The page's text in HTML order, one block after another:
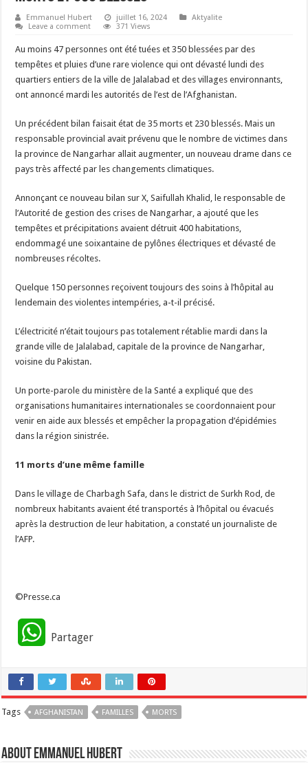
Emmanuel Hubert juillet 16, 2024
Aktyalite
Leave a comment
371 Views
Au moins 47 personnes ont été tuées et 350 blessées par des
tempêtes et pluies d’une rare violence qui ont dévasté lundi des
quartiers entiers de la ville de Jalalabad et des villages environnants,
ont annoncé mardi les autorités de l’est de l’Afghanistan.
Un précédent bilan faisait état de 35 morts et 230 blessés. Mais un
responsable provincial avait prévenu que le nombre de victimes dans
la province de Nangarhar allait augmenter, un nouveau drame dans ce
pays très affecté par les changements climatiques.
Annonçant ce nouveau bilan sur X, Saifullah Khalid, le responsable de
l’Autorité de gestion des crises de Nangarhar, a ajouté que les
tempêtes et précipitations avaient détruit 400 habitations,
endommagé une soixantaine de pylônes électriques et dévasté de
nombreuses récoltes.
Quelque 150 personnes reçoivent toujours des soins à l’hôpital au
lendemain des violentes intempéries, a-t-il précisé.
L’électricité n’était toujours pas totalement rétablie mardi dans la
grande ville de Jalalabad, capitale de la province de Nangarhar,
voisine du Pakistan.
Un porte-parole du ministère de la Santé a expliqué que des
organisations humanitaires internationales se coordonnaient pour
venir en aide aux blessés et empêcher la propagation d’épidémies
dans la région sinistrée.
11 morts d’une même famille
Dans le village de Charbagh Safa, dans le district de Surkh Rod, de
nombreux habitants avaient été transportés à l’hôpital ou évacués
après la destruction de leur habitation, a constaté un journaliste de
l’AFP.
©Presse.ca
W
a
t
Partager
Tags AFGHANISTAN FAMILLES MORTS
About Emmanuel Hubert